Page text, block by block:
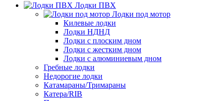
Лодки ПВХ
Лодки под мотор
Килевые лодки
Лодки НДНД
Лодки с плоским дном
Лодки с жестким дном
Лодки с алюминиевым дном
Гребные лодки
Недорогие лодки
Катамараны/Тримараны
Катера/RIB